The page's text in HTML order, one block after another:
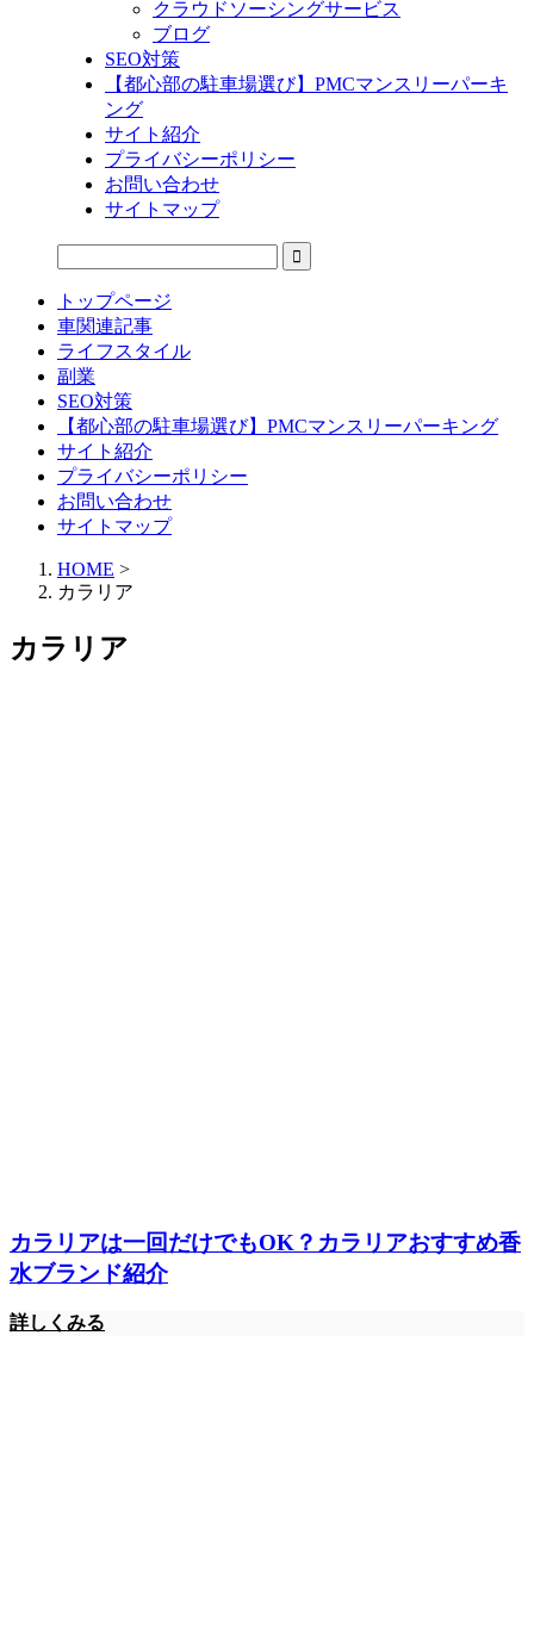
クラウドソーシングサービス
ブログ
SEO対策
【都心部の駐車場選び】PMCマンスリーパーキ
ング
サイト紹介
プライバシーポリシー
お問い合わせ
サイトマップ
トップページ
車関連記事
ライフスタイル
副業
SEO対策
【都心部の駐車場選び】PMCマンスリーパーキング
サイト紹介
プライバシーポリシー
お問い合わせ
サイトマップ
HOME >
カラリア
カラリア
カラリアは一回だけでもOK？カラリアおすすめ香
水ブランド紹介
詳しくみる